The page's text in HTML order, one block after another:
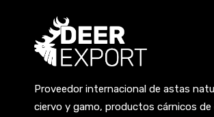
Proveedor internacional de astas
ciervo y gamo, productos cárnicos de